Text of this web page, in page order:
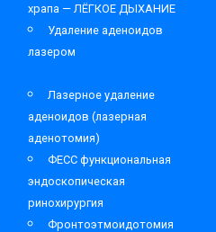
храпа — ЛЁГКОЕ ДЫХАНИЕ
Удаление аденоидов
лазером
Лазерное удаление
аденоидов (лазерная
аденотомия)
ФЕСС функциональная
эндоскопическая
ринохирургия
Фронтоэтмоидотомия